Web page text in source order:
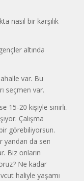
nasıl bir karşılık
altında
var. Bu
seçmen var.
15-20 kişiyle sınırlı.
Çalışma
görebiliyorsun.
yandan da sen
Biz onların
Ne kadar
haliyle yaşamı